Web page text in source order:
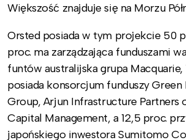
Większość znajduje się na Morzu
Orsted posiada w tym projekcie 50
proc. ma zarządzająca funduszami
funtów australijska grupa Macquarie,
posiada konsorcjum funduszy Green
Group, Arjun Infrastructure Partners
Capital Management, a 12,5 proc.
japońskiego inwestora Sumitomo